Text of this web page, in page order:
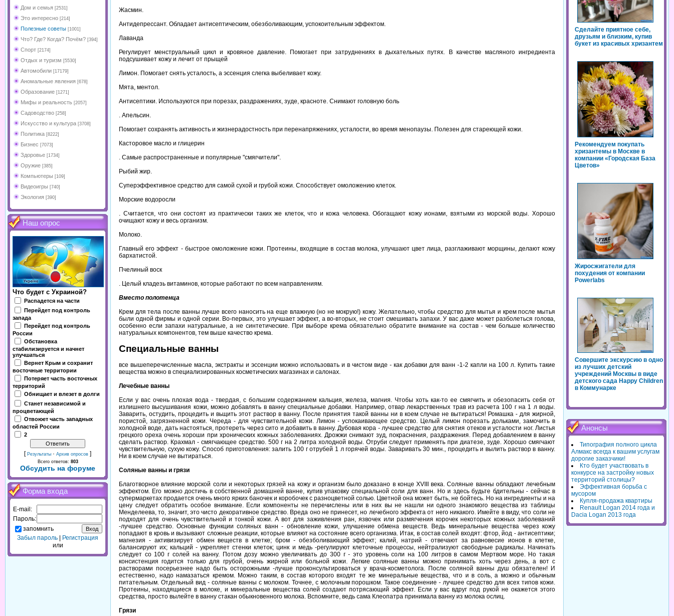
Дом и семья [2531]
Это интересно [214]
Полезные советы [1001]
Что? Где? Когда? Почём? [394]
Спорт [2174]
Отдых и туризм [5530]
Автомобили [17179]
Аномальные явления [678]
Образование [1271]
Мифы и реальность [2057]
Садоводство [258]
Искусство и культура [3708]
Политика [8222]
Бизнес [7073]
Здоровье [1734]
Оружие [385]
Компьютеры [109]
Видеоигры [740]
Экология [390]
Наш опрос
Что будет с Украиной?
Распадется на части
Перейдет под контроль
запада
Перейдет под контроль
России
Обстановка
стабилизируется и начнет
улучшаться
Вернет Крым и сохранит
восточные территории
Потеряет часть восточных
территорий
Обнищает и влезет в долги
Станет независимой и
процветающей
Отвоюет часть западных
областей России
2
[ Результаты · Архив опросов ]
Всего ответов: 803
Обсудить на форуме
Форма входа
E-mail:
Пароль:
запомнить
Забыл пароль
Регистрация
или
Жасмин.
Антидепрессант. Обладает антисептическим, обезболивающим, успокоительным эффектом.
Лаванда
Регулирует менструальный цикл и кровяное давление. Помогает при затруднениях в дыхательных путях. В качестве масляного ингредиента
подсушивает кожу и лечит от прыщей
Лимон. Помогает снять усталость, а эссенция слегка выбеливает кожу.
Мята, ментол.
Антисептики. Используются при порезах, раздражениях, зуде, красноте. Снимают головную боль
. Апельсин.
Помогает сохранять активность и жизнерадостность при перенапряжениях, усталости, во время менопаузы. Полезен для стареющей кожи.
Касторовое масло и глицерин
. Самые распространенные и популярные "смягчители".
Рыбий жир.
Суперэффективное средство для самой сухой и грубой кожи. Способствует омоложению клеток.
Морские водоросли
. Считается, что они состоят из практически таких же клеток, что и кожа человека. Обогащают кожу ионами, взятыми из морской воды. Хорошо
очищают кожу и весь организм.
Молоко.
Главный его эффект - быстрое омоложение кожи. Протеины, входящие в состав молока, улучшают цвет лица, разглаживают морщины, делают кожу
бархатистой.
Пчелиный воск
. Целый кладезь витаминов, которые работают по всем направлениям.
Вместо полотенца
Крем для тела после ванны лучше всего наносить на еще влажную (но не мокрую!) кожу. Желательно, чтобы средство для мытья и крем после мытья
были одной фирмы и одной серии. Во-первых, это улучшает эффект, а во-вторых, не стоит смешивать запахи. У вас даже может разболеться голова,
особенно если запахи натуральные, а не синтетические. При выборе крема обязательно обратите внимание на состав - чем больше количество
натуральных компонентов, тем выше качество крема.
Специальные ванны
все вышеперечисленные масла, экстракты и эссенции можно использовать и в чистом виде - как добавки для ванн -1-2 капли на 100 л. Купить такие
вещества можно в специализированных косметических магазинах и салонах.
Лечебные ванны
Если у вас очень плохая вода - твердая, с большим содержанием кальция, железа, магния. Чтобы хоть как-то ее смягчить и обезопасить себя от
излишнего высушивания кожи, можно добавлять в ванну специальные добавки. Например, отвар лекарственных трав из расчета 100 г на 1 л воды.
Заварить, остудить, процедить и вьщить этот раствор в ванну. После принятия такой ванны ни в коем случае не вытираться! Ромашка - для жирной,
пористой, загрязненной кожи. Череда - для чувствительной кожи. Лимон - успокаивающее средство. Целый лимон порезать дольками, замочить в
холодной воде, дать настояться, протереть через сито и добавить в ванну. Дубовая кора - лучшее средство для снятия отеков и усталости ног. Листья
грецкого ореха очень хороши при хронических кожных заболеваниях. Дрожжи снимают зуд, покраснения, раздражения. Перед добавлением в ванну
сделать раствор. Крахмал - смягчающее средство. 500 г на 2 литра холодной воды. Отруби следует применять при диатезе, зуде. Хорошо смягчают
чувствительную, сухую кожу. Способ приготовления: залить 100 г отрубей 1 л горячей воды. Заваривать 30 мин., процедить и вылить раствор в ванну.
Ни в коем случае не вытираться.
Соляные ванны и грязи
Благотворное влияние морской соли и некоторых грязей на кожу и организм было доказано в конце XVIII века. Соляные ванны обладают лечебным
эффектом. Его можно достичь в собственной домашней ванне, купив упаковку специальной соли для ванн. Но и здесь будьте бдительны - сейчас в
супермаркетах продается очень много ярких баночек и коробочек с разноцветной солью. Цветной она может быть, не бойтесь. Но на ингредиенты и на
цену следует обратить особое внимание. Если компоненты не перечислены или в них вы не нашли ни одного знакомого вещества из таблицы
Менделеева, то, значит, это чисто декоративное средство. Вреда оно не принесет, но лечебного эффекта от него никакого. Имейте в виду, что соли не
подходят для очень чувствительной и тонкой кожи. А вот для заживления ран, язвочек или размягчения корочек некоторых кожных заболеваний
-лучшее средство. Основные функции соляных ванн - обновление кожи, улучшение обмена веществ. Ведь минеральные вещества через кожу
попадают в кровь и вызывают сложные реакции, которые влияют на состояние всего организма. Итак, в состав солей входят: фтор, йод - антисептики;
магнезия - активизирует обмен веществ в клетке; бром - обезболивающий эффект; калий, натрий - отвечают за равновесие ионов в клетке,
балансируют их; кальций - укрепляет стенки клеток; цинк и медь -регулируют клеточные процессы, нейтрализуют свободные радикалы. Начинать
следует со 100 г солей на ванну. Потом дозу можно увеличивать до 300 г - это уровень соли на 100 литров в самом Мертвом море. Но такая
консистенция годится только для грубой, очень жирной или больной кожи. Легкие соляные ванны можно принимать хоть через день, а вот с
растворами посерьезнее надо быть осторожными -лучше проконсультироваться у врача-косметолога. После соляной ванны душ обязателен! И
естественно, надо намазаться кремом. Можно таким, в состав которого входят те же минеральные вещества, что и в соль, а можно и обычным
питательным. Отдельный вид - соляные ванны с молоком. Точнее, с молочным порошком. Такое соединение - лучшее средство для всех типов кожи.
Протеины, находящиеся в молоке, и минеральные вещества солей создают потрясающий эффект. Если у вас вдруг под рукой не окажется этого
средства, просто вылейте в ванну стакан обыкновенного молока. Вспомните, ведь сама Клеопатра принимала ванну из молока ослиц.
Грязи
Сделайте приятное себе,
друзьям и близким, купив
букет из красивых хризантем
Рекомендуем покупать
хризантемы в Москве в
компании «Городская База
Цветов»
Жиросжигатели для
похудения от компании
Powerlabs
Совершите экскурсию в одно
из лучших детский
учреждений Москвы в виде
детского сада Happy Children
в Коммунарке
Анонсы
Типография полного цикла
Алмакс всегда к вашим услугам
дорогие заказчики!
Кто будет участвовать в
конкурсе на застройку новых
территорий столицы?
Эффективная борьба с
мусором
Купля-продажа квартиры
Renault Logan 2014 года и
Dacia Logan 2013 года